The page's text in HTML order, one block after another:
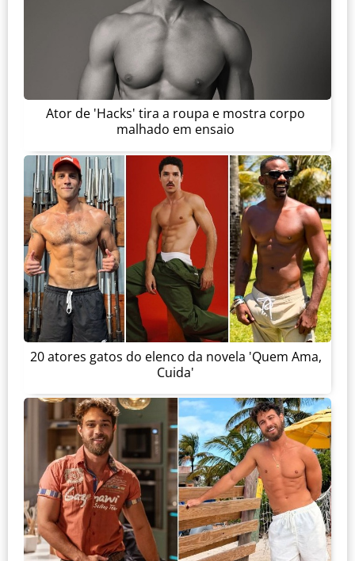
Ator de 'Hacks' tira a roupa e mostra corpo
malhado em ensaio
20 atores gatos do elenco da novela 'Quem Ama,
Cuida'